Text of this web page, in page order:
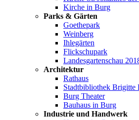
Kirche in Burg
Parks & Gärten
Goethepark
Weinberg
Ihlegärten
Flickschupark
Landesgartenschau
Architektur
Rathaus
Stadtbibliothek Brigitte
Burg Theater
Bauhaus in Burg
Industrie und Handwerk